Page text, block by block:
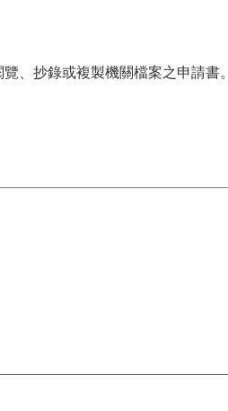
、抄錄或複製機關檔案之申請書。